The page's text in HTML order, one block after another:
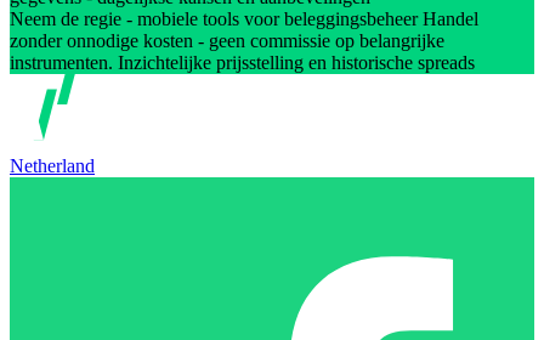
Neem de regie - mobiele tools voor beleggingsbeheer Handel
zonder onnodige kosten - geen commissie op belangrijke
instrumenten. Inzichtelijke prijsstelling en historische spreads
Netherland